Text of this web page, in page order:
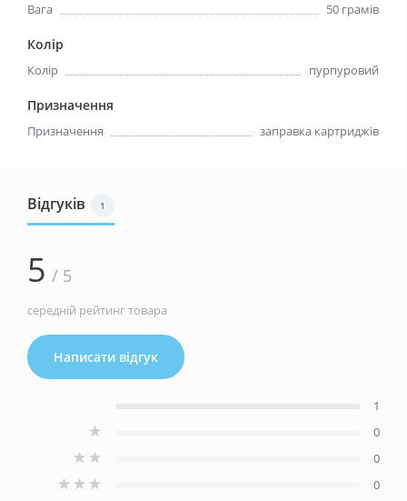
Вага 50 грамiв
Колір
Колір пурпуровий
Призначення
Призначення заправка картриджiв
Відгуків 1
5 / 5
середній рейтинг товара
Написати відгук
1
0
0
0